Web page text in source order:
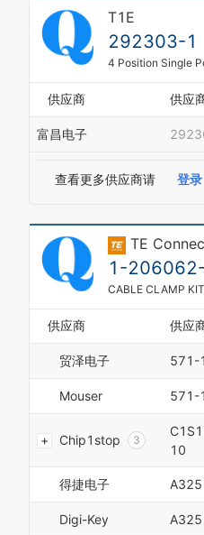
T1E
292303-1
供应商 供应
富昌电子
查看更多供应商请 登录
TE
1-
CABLE CLAMP
供应商 供应
贸泽电子 571-
Mouser 571-
Chip1stop
1
2
3
4
5
3
10
得捷电子
Digi-Key
0
8
1